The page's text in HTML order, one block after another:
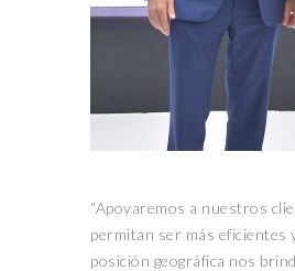
“Apoyaremos a nuestros
permitan ser más eficientes
posición geográfica nos